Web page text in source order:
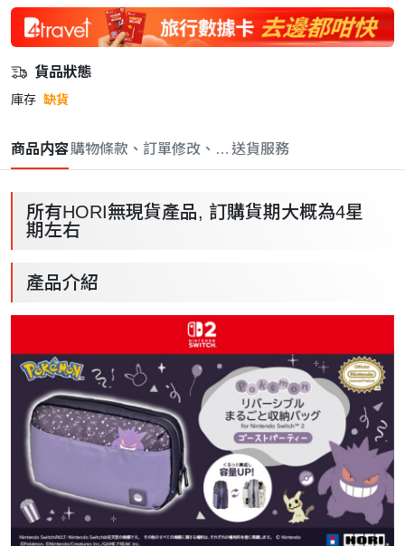
貨品狀態
庫存 缺貨
商品内容購物條款、訂單修改、取消與退款政策
送貨服務
所有HORI無現貨產品, 訂購貨期大概為4星
期左右
產品介紹